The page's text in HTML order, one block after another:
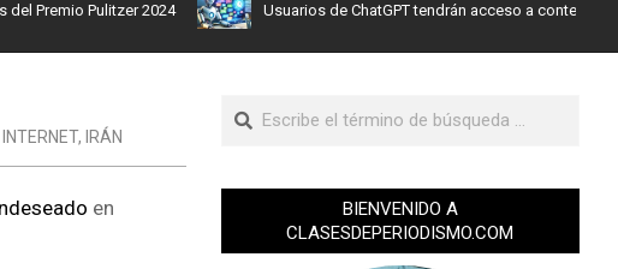
Pulitzer 2024 Usuarios de ChatGPT tendrán acceso a contenidos de
INTERNET, IRÁN
en
BIENVENIDO A
CLASESDEPERIODISMO.COM